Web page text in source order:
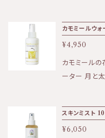
まで4日〜1週間を要
ージはこち
化粧水は、お
洗顔後の使用で
保湿、美白、
★香り:優し
・ソルーナは
物性化粧品で
カモミールウ
¥4,950
カモミールの
ーター 月と
線を浴びたお
に透明感と潤
スキンミスト
¥6,050